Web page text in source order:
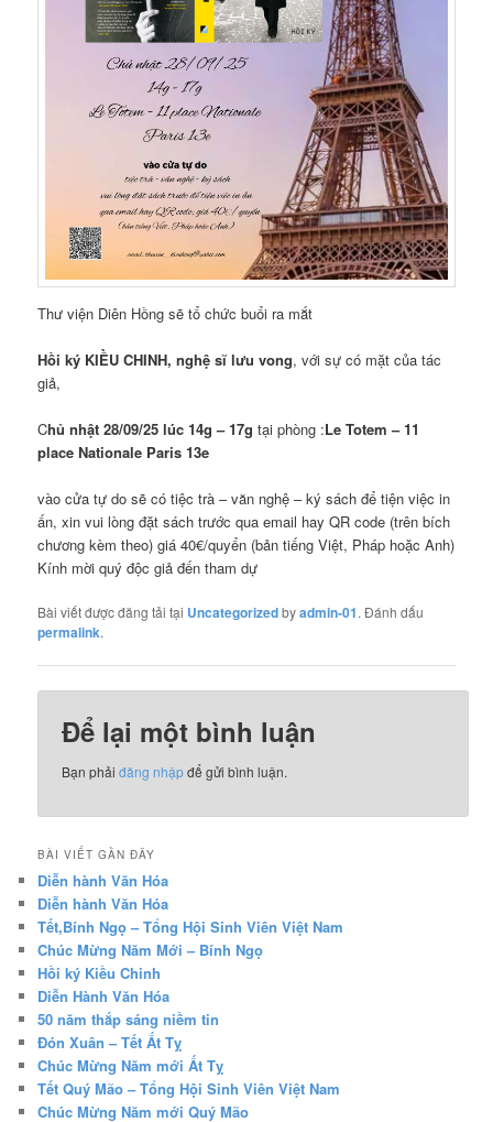
Thư viện Diên Hồng sẽ tổ chức buổi ra mắt
Hồi ký KIỀU CHINH, nghệ sĩ lưu vong, với sự có mặt của tác
giả,
Chủ nhật 28/09/25 lúc 14g – 17g tại phòng :Le Totem – 11
place Nationale Paris 13e
vào cửa tự do sẽ có tiệc trà – văn nghệ – ký sách để tiện việc in
ấn, xin vui lòng đặt sách trước qua email hay QR code (trên bích
chương kèm theo) giá 40€/quyển (bản tiếng Việt, Pháp hoặc Anh)
Kính mời quý độc giả đến tham dự
Bài viết được đăng tải tại Uncategorizedbyadmin-01. Đánh dấu
permalink.
Để lại một bình luận
Bạn phảiđăng nhậpđể gửi bình luận.
BÀI VIẾT GẦN ĐÂY
Diễn hành Văn Hóa
Diễn hành Văn Hóa
Tết,Bính Ngọ – Tổng Hội Sinh Viên Việt Nam
Chúc Mừng Năm Mới – Bính Ngọ
Hồi ký Kiều Chinh
Diễn Hành Văn Hóa
50 năm thắp sáng niềm tin
Đón Xuân – Tết Ất Tỵ
Chúc Mừng Năm mới Ất Tỵ
Tết Quý Mão – Tổng Hội Sinh Viên Việt Nam
Chúc Mừng Năm mới Quý Mão